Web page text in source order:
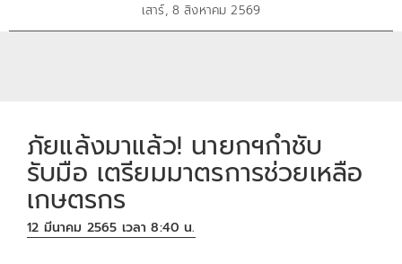
เสาร์, 8 สิงหาคม 2569
ภัยแล้งมาแล้ว! นายกฯกำชับ
รับมือ เตรียมมาตรการช่วยเหลือ
เกษตรกร
12 มีนาคม 2565 เวลา 8:40 น.